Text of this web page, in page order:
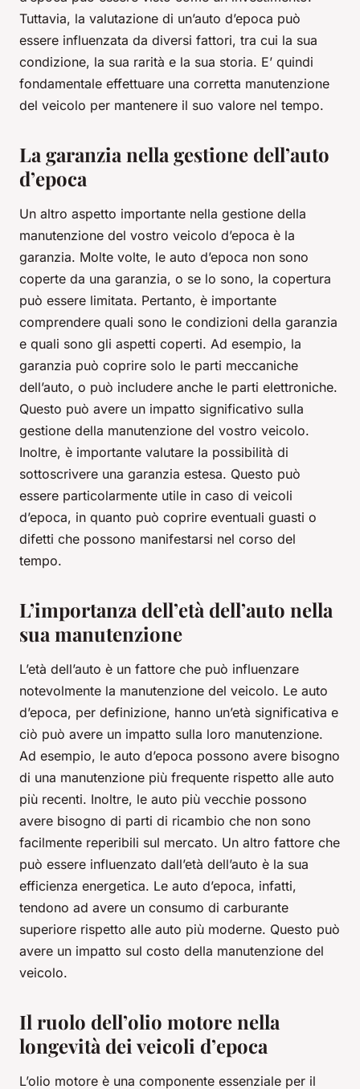
Tuttavia, la valutazione di un’auto d’epoca può
essere influenzata da diversi fattori, tra cui la sua
condizione, la sua rarità e la sua storia. E’ quindi
fondamentale effettuare una corretta manutenzione
del veicolo per mantenere il suo valore nel tempo.
La garanzia nella gestione dell’auto
d’epoca
Un altro aspetto importante nella gestione della
manutenzione del vostro veicolo d’epoca è la
garanzia. Molte volte, le auto d’epoca non sono
coperte da una garanzia, o se lo sono, la copertura
può essere limitata. Pertanto, è importante
comprendere quali sono le condizioni della garanzia
e quali sono gli aspetti coperti. Ad esempio, la
garanzia può coprire solo le parti meccaniche
dell’auto, o può includere anche le parti elettroniche.
Questo può avere un impatto significativo sulla
gestione della manutenzione del vostro veicolo.
Inoltre, è importante valutare la possibilità di
sottoscrivere una garanzia estesa. Questo può
essere particolarmente utile in caso di veicoli
d’epoca, in quanto può coprire eventuali guasti o
difetti che possono manifestarsi nel corso del
tempo.
L’importanza dell’età dell’auto nella
sua manutenzione
L’età dell’auto è un fattore che può influenzare
notevolmente la manutenzione del veicolo. Le auto
d’epoca, per definizione, hanno un’età significativa e
ciò può avere un impatto sulla loro manutenzione.
Ad esempio, le auto d’epoca possono avere bisogno
di una manutenzione più frequente rispetto alle auto
più recenti. Inoltre, le auto più vecchie possono
avere bisogno di parti di ricambio che non sono
facilmente reperibili sul mercato. Un altro fattore che
può essere influenzato dall’età dell’auto è la sua
efficienza energetica. Le auto d’epoca, infatti,
tendono ad avere un consumo di carburante
superiore rispetto alle auto più moderne. Questo può
avere un impatto sul costo della manutenzione del
veicolo.
Il ruolo dell’olio motore nella
longevità dei veicoli d’epoca
L’olio motore è una componente essenziale per il